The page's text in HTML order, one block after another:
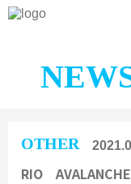
OTHER
RIO